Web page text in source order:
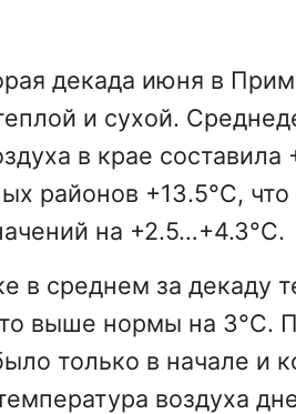
декада июня в
и сухой.
в крае составила
районов +13.5°C,
на +2.5…+4.3°C.
в среднем за декаду
выше нормы на 3°C.
только в начале и
воздуха